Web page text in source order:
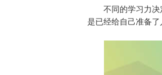
不同的学习力决定
是已经给自己准备了